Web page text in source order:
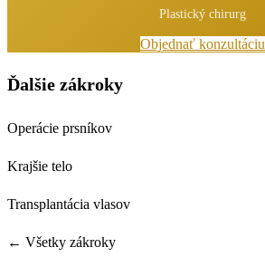
Plastický chirurg
Objednať konzultáciu
Ďalšie zákroky
Operácie prsníkov
Krajšie telo
Transplantácia vlasov
← Všetky zákroky